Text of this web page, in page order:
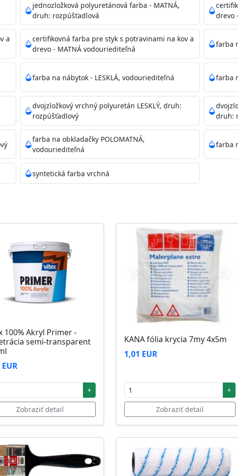
prachu, mastnoty, solí a materiálov so zlou priľnavosťou.
light putty a prebrúste. Nové alebo porézne povrchy
5°C až 25°C
jednozložková polyuretánová farba - MATNÁ,
druh: rozpúšťadlová
drevo
a
certifikovná farba pre styk s potravinami na kov a
drevo - MATNÁ vodouriediteľná
farba
farba na nábytok - LESKLÁ, vodouriediteľná farba
dvojzložkový vrchný polyuretán LESKLÝ, druh:
rozpúšťadlový
druh:
farba na obkladačky POLOMATNÁ,
vodouriediteľná
farba
syntetická farba vrchná
100% Akryl Primer -
semi-transparent
+
Zobraziť detail
KANA fólia krycia 7my 4x5m
1,01 EUR
+
Zobraziť detail